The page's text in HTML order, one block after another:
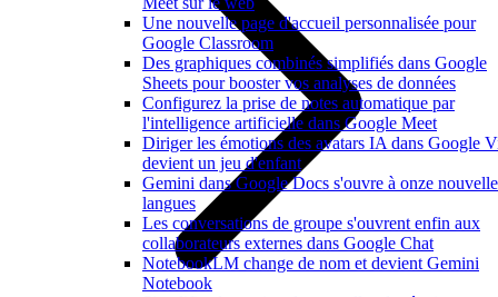
Une nouvelle page d'accueil personnalisée pour
Google Classroom
Des graphiques combinés simplifiés dans Google
Sheets pour booster vos analyses de données
Configurez la prise de notes automatique par
l'intelligence artificielle dans Google Meet
Diriger les émotions des avatars IA dans Google
devient un jeu d'enfant
Gemini dans Google Docs s'ouvre à onze
langues
Les conversations de groupe s'ouvrent enfin aux
collaborateurs externes dans Google Chat
NotebookLM change de nom et devient Gemini
Notebook